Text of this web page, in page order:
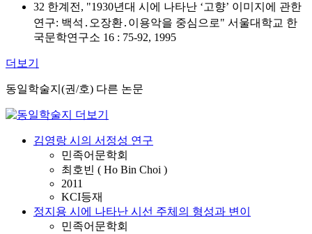
32 한계전, "1930년대 시에 나타난 ‘고향’ 이미지에 관한
연구: 백석․오장환․이용악을 중심으로" 서울대학교 한
국문학연구소 16 : 75-92, 1995
더보기
동일학술지(권/호) 다른 논문
김영랑 시의 서정성 연구
민족어문학회
최호빈 ( Ho Bin Choi )
2011
KCI등재
정지용 시에 나타난 시선 주체의 형성과 변이
민족어문학회